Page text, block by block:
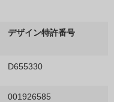
デザイン特許番号
D655330
001926585